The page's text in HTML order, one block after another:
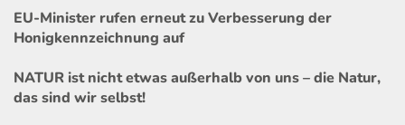
EU-Minister rufen erneut zu Verbesserung der
Honigkennzeichnung auf
NATUR ist nicht etwas außerhalb von uns – die Natur,
das sind wir selbst!